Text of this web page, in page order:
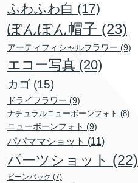
ふわふわ白 (17)
ぽんぽん帽子 (23)
アーティフィシャルフラワー (9)
エコー写真 (20)
カゴ (15)
ドライフラワー (9)
ナチュラルニューボーンフォト (8)
ニューボーンフォト (9)
パパママショット (11)
パーツショット (22)
ビーンバッグ (7)